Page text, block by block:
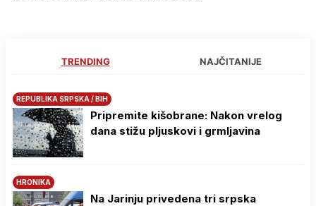
TRENDING NAJČITANIJE
REPUBLIKA SRPSKA / BIH
Pripremite kišobrane: Nakon vrelog
dana stižu pljuskovi i grmljavina
HRONIKA
Na Јarinju privedena tri srpska